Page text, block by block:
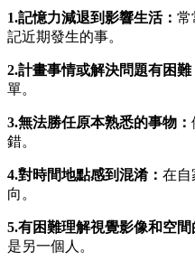
1.記憶力減退到影響生活： 常
記近期發生的事。
2.計畫事情或解決問題有困難
單。
3.無法勝任原本熟悉的事物：
錯。
4.對時間地點感到混淆： 在自
向。
5.有困難理解視覺影像和空間
是另一個人。